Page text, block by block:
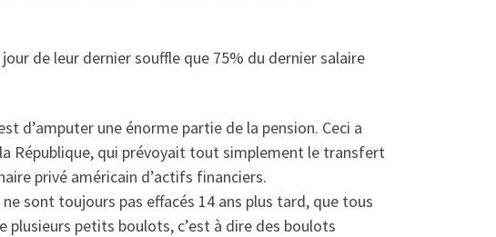
de leur dernier souffle que 75% du dernier salaire
d’amputer une énorme partie de la pension. Ceci a
République, qui prévoyait tout simplement le transfert
privé américain d’actifs financiers.
sont toujours pas effacés 14 ans plus tard, que tous
petits boulots, c’est à dire des boulots